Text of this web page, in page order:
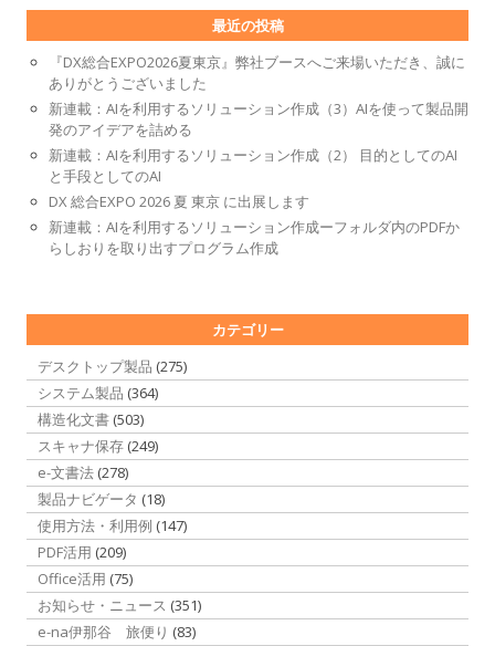
最近の投稿
『DX総合EXPO2026夏東京』弊社ブースへご来場いただき、誠に
ありがとうございました
新連載：AIを利用するソリューション作成（3）AIを使って製品開
発のアイデアを詰める
新連載：AIを利用するソリューション作成（2） 目的としてのAI
と手段としてのAI
DX 総合EXPO 2026 夏 東京 に出展します
新連載：AIを利用するソリューション作成ーフォルダ内のPDFか
らしおりを取り出すプログラム作成
カテゴリー
デスクトップ製品 (275)
システム製品 (364)
構造化文書 (503)
スキャナ保存 (249)
e-文書法 (278)
製品ナビゲータ (18)
使用方法・利用例 (147)
PDF活用 (209)
Office活用 (75)
お知らせ・ニュース (351)
e-na伊那谷 旅便り (83)